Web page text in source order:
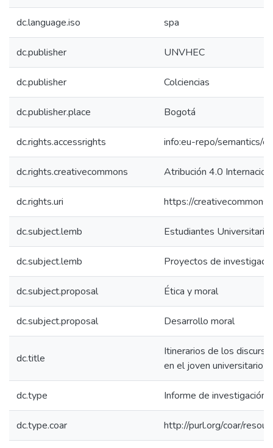
dc.language.iso spa
dc.publisher UNVHEC
dc.publisher Colciencias
dc.publisher.place Bogotá
dc.rights.accessrights info:eu-repo/semantics/
dc.rights.creativecommons Atribución 4.0
dc.rights.uri https://
dc.subject.lemb Estudiantes
dc.subject.lemb Proyectos de
dc.subject.proposal Ética y moral
dc.subject.proposal Desarrollo moral
dc.title
Itinerarios de los
en el joven universitario
dc.type Informe de investigación
dc.type.coar http://purl.org/coar/